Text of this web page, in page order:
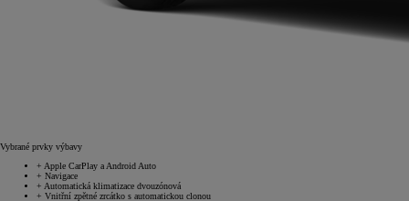
Vybrané prvky výbavy
+ Apple CarPlay a Android Auto
+ Navigace
+ Automatická klimatizace dvouzónová
+ Vnitřní zpětné zrcátko s automatickou clonou